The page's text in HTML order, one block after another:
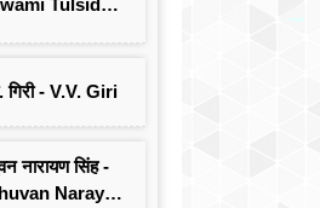
Tulsidas:
गिरी - V.V. Giri
नारायण सिंह -
Narayan